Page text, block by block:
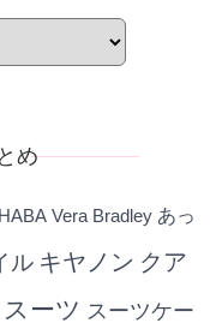
め
HABA Vera Bradley あっ
ル キヤノン クア
スーツ スーツケー